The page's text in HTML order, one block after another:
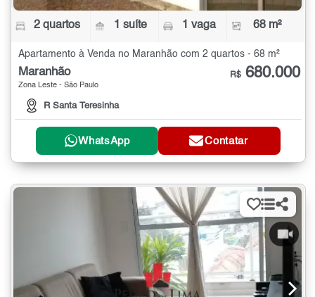
2 quartos 1 suíte 1 vaga 68 m²
Apartamento à Venda no Maranhão com 2 quartos - 68 m²
Maranhão
Zona Leste - São Paulo
R Santa Teresinha
R$ 680.000
WhatsApp Contatar